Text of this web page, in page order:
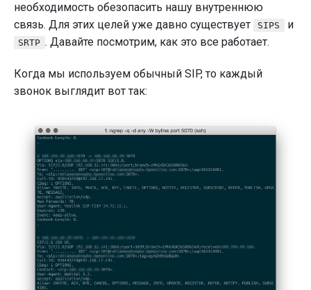
необходимость обезопасить нашу внутреннюю
связь. Для этих целей уже давно существует
SIPS и
SRTP . Давайте посмотрим, как это все работает.
Когда мы используем обычный SIP, то каждый
звонок выглядит вот так: